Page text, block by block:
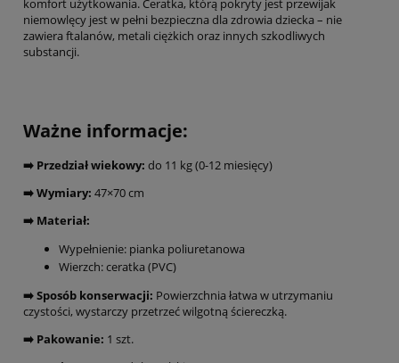
komfort użytkowania. Ceratka, którą pokryty jest przewijak
niemowlęcy jest w pełni bezpieczna dla zdrowia dziecka – nie
zawiera ftalanów, metali ciężkich oraz innych szkodliwych
substancji.
Ważne informacje:
➡️ Przedział wiekowy: do 11 kg (0-12 miesięcy)
➡️ Wymiary: 47×70 cm
➡️ Materiał:
Wypełnienie: pianka poliuretanowa
Wierzch: ceratka (PVC)
➡️ Sposób konserwacji: Powierzchnia łatwa w utrzymaniu
czystości, wystarczy przetrzeć wilgotną ściereczką.
➡️ Pakowanie: 1 szt.